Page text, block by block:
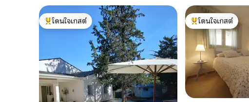
โดนใจเกสต์ที่สุด
โดนใจเกสต์
โดนใจเกสต์ที่สุด
โดนใจเกสต์